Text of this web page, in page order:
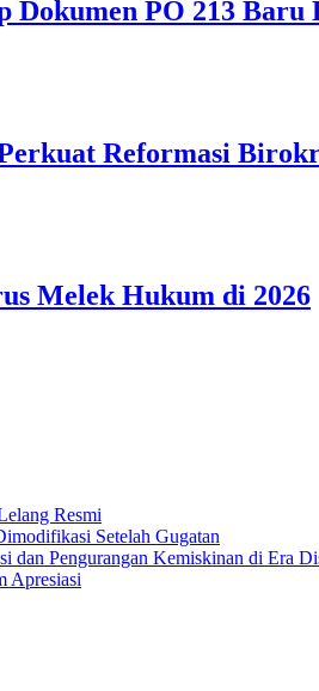
PO 213 Baru
Reformasi
Melek Hukum di 2026
Resmi
Setelah Gugatan
dan Pengurangan Kemiskinan di Era
Apresiasi